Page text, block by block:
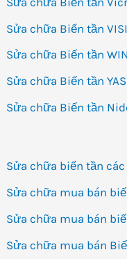
Sửa chữa Biến tần
Sửa chữa Biến tần
Sửa chữa Biến tần
Sửa chữa Biến tần
Sửa chữa biến tần
Sửa chữa mua bán
Sửa chữa mua bán
Sửa chữa mua bán